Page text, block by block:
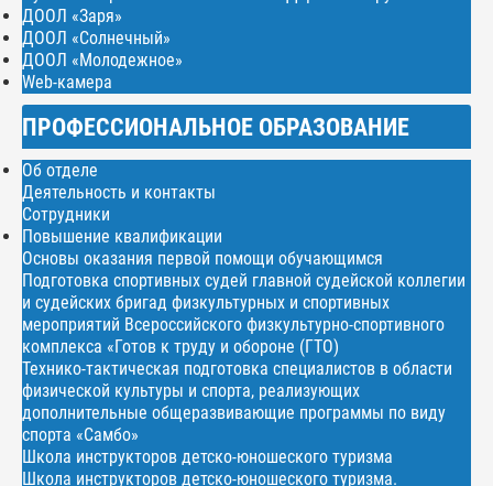
ДООЛ «Заря»
ДООЛ «Солнечный»
ДООЛ «Молодежное»
Web-камера
ПРОФЕССИОНАЛЬНОЕ ОБРАЗОВАНИЕ
Об отделе
Деятельность и контакты
Сотрудники
Повышение квалификации
Основы оказания первой помощи обучающимся
Подготовка спортивных судей главной судейской коллегии
и судейских бригад физкультурных и спортивных
мероприятий Всероссийского физкультурно-спортивного
комплекса «Готов к труду и обороне (ГТО)
Технико-тактическая подготовка специалистов в области
физической культуры и спорта, реализующих
дополнительные общеразвивающие программы по виду
спорта «Самбо»
Школа инструкторов детско-юношеского туризма
Школа инструкторов детско-юношеского туризма.